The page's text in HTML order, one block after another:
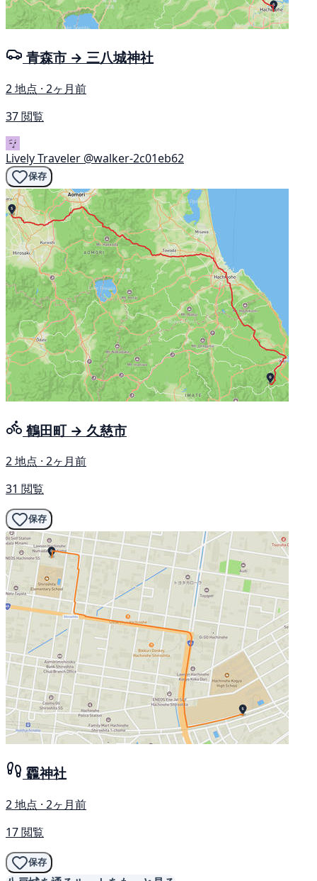
青森市 → 三八城神社
2 地点 · 2ヶ月前
37 閲覧
Lively Traveler @walker-2c01eb62
保存
鶴田町 → 久慈市
2 地点 · 2ヶ月前
31 閲覧
保存
龗神社
2 地点 · 2ヶ月前
17 閲覧
保存